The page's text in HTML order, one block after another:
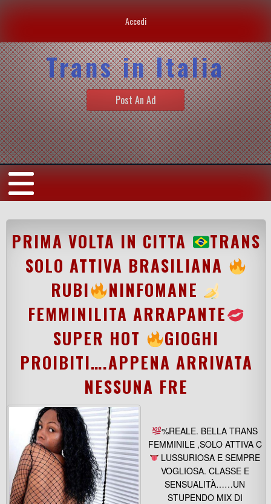
Accedi
Trans in Italia
Post An Ad
PRIMA VOLTA IN CITTA
TRANS
SOLO ATTIVA BRASILIANA
RUBI
NINFOMANE
FEMMINILITA ARRAPANTE
SUPER HOT
GIOGHI
PROIBITI….APPENA ARRIVATA
NESSUNA FRE
%REALE. BELLA TRANS
FEMMINILE ,SOLO ATTIVA C
LUSSURIOSA E SEMPRE
VOGLIOSA. CLASSE E
SENSUALITÀ……UN
STUPENDO MIX DI